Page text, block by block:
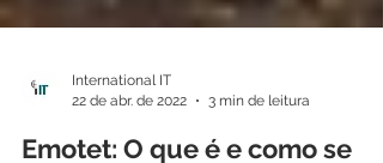
22 de abr. de 2022
3 min de leitura